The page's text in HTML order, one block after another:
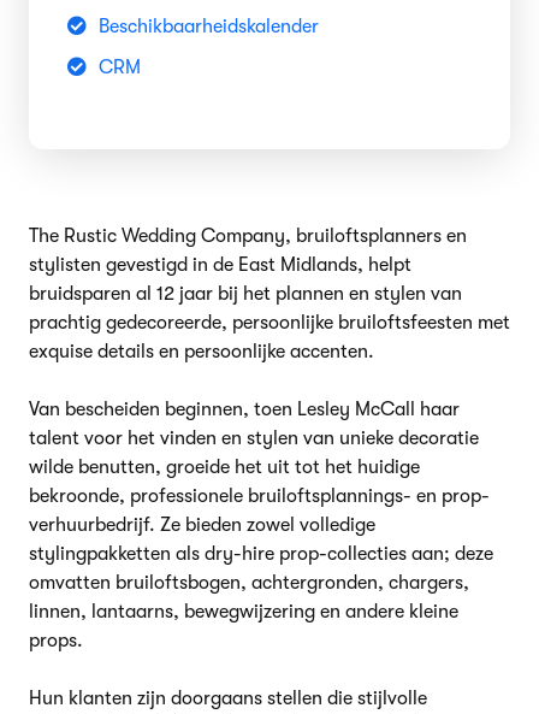
Beschikbaarheidskalender
CRM
The Rustic Wedding Company, bruiloftsplanners en
stylisten gevestigd in de East Midlands, helpt
bruidsparen al 12 jaar bij het plannen en stylen van
prachtig gedecoreerde, persoonlijke bruiloftsfeesten met
exquise details en persoonlijke accenten.
Van bescheiden beginnen, toen Lesley McCall haar
talent voor het vinden en stylen van unieke decoratie
wilde benutten, groeide het uit tot het huidige
bekroonde, professionele bruiloftsplannings- en prop-
verhuurbedrijf. Ze bieden zowel volledige
stylingpakketten als dry-hire prop-collecties aan; deze
omvatten bruiloftsbogen, achtergronden, chargers,
linnen, lantaarns, bewegwijzering en andere kleine
props.
Hun klanten zijn doorgaans stellen die stijlvolle